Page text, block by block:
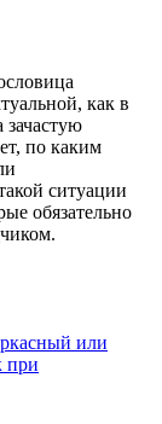
как в
зачастую
по каким
ситуации
обязательно
или
при